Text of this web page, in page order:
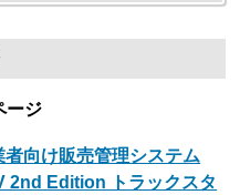
ージ
者向け販売管理システム
2nd Edition トラックスタ